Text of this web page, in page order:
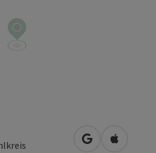
Otevřít vOtevřít v